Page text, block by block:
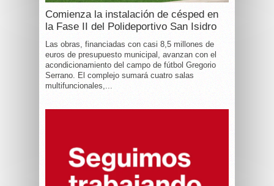
Comienza la instalación de césped en
la Fase II del Polideportivo San Isidro
Las obras, financiadas con casi 8,5 millones de
euros de presupuesto municipal, avanzan con el
acondicionamiento del campo de fútbol Gregorio
Serrano. El complejo sumará cuatro salas
multifuncionales,...